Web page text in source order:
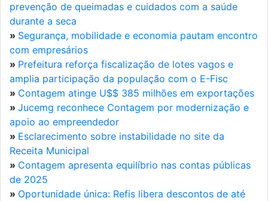
prevenção de queimadas e cuidados com a saúde
durante a seca
» Segurança, mobilidade e economia pautam encontro
com empresários
» Prefeitura reforça fiscalização de lotes vagos e
amplia participação da população com o E-Fisc
» Contagem atinge U$$ 385 milhões em exportações
» Jucemg reconhece Contagem por modernização e
apoio ao empreendedor
» Esclarecimento sobre instabilidade no site da
Receita Municipal
» Contagem apresenta equilíbrio nas contas públicas
de 2025
» Oportunidade única: Refis libera descontos de até